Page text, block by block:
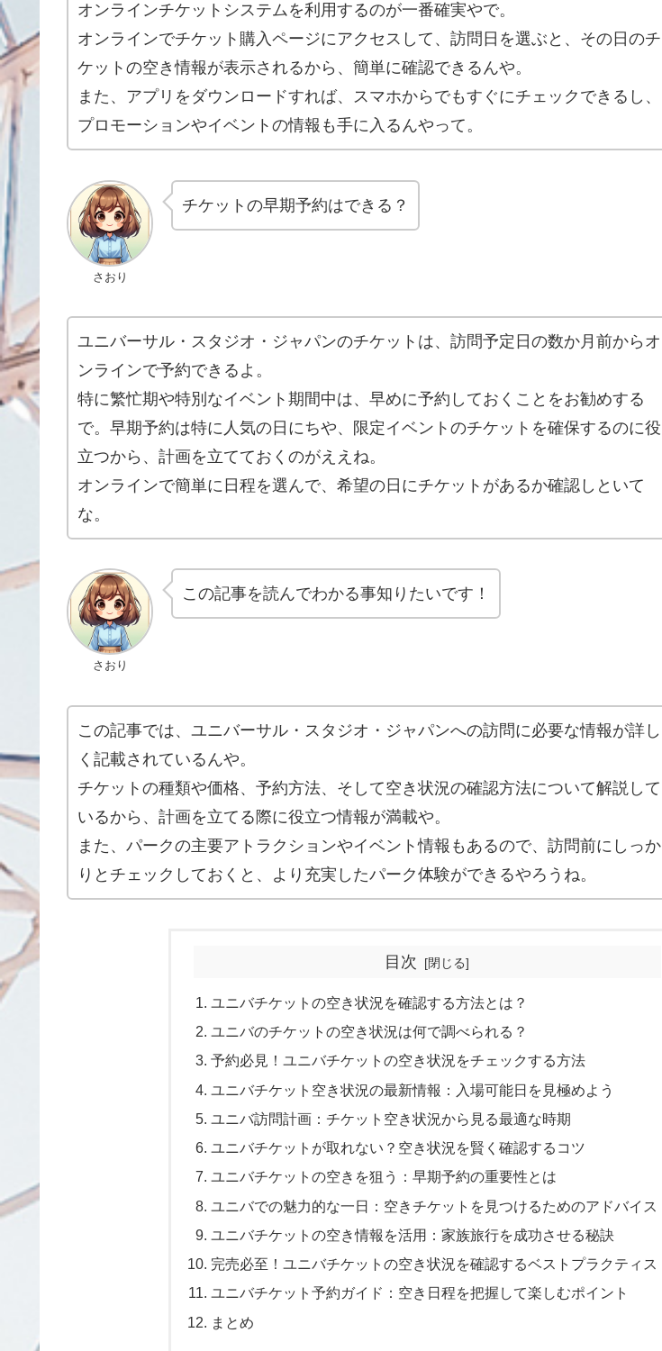
オンラインチケットシステムを利用するのが一番確実やで。
オンラインでチケット購入ページにアクセスして、訪問日を選ぶと、その日のチ
ケットの空き情報が表示されるから、簡単に確認できるんや。
また、アプリをダウンロードすれば、スマホからでもすぐにチェックできるし、
プロモーションやイベントの情報も手に入るんやって。
さおり
チケットの早期予約はできる？
ユニバーサル・スタジオ・ジャパンのチケットは、訪問予定日の数か月前からオ
ンラインで予約できるよ。
特に繁忙期や特別なイベント期間中は、早めに予約しておくことをお勧めする
で。早期予約は特に人気の日にちや、限定イベントのチケットを確保するのに役
立つから、計画を立てておくのがええね。
オンラインで簡単に日程を選んで、希望の日にチケットがあるか確認しといて
な。
さおり
この記事を読んでわかる事知りたいです！
この記事では、ユニバーサル・スタジオ・ジャパンへの訪問に必要な情報が詳し
く記載されているんや。
チケットの種類や価格、予約方法、そして空き状況の確認方法について解説して
いるから、計画を立てる際に役立つ情報が満載や。
また、パークの主要アトラクションやイベント情報もあるので、訪問前にしっか
りとチェックしておくと、より充実したパーク体験ができるやろうね。
目次
ユニバチケットの空き状況を確認する方法とは？
ユニバのチケットの空き状況は何で調べられる？
予約必見！ユニバチケットの空き状況をチェックする方法
ユニバチケット空き状況の最新情報：入場可能日を見極めよう
ユニバ訪問計画：チケット空き状況から見る最適な時期
ユニバチケットが取れない？空き状況を賢く確認するコツ
ユニバチケットの空きを狙う：早期予約の重要性とは
ユニバでの魅力的な一日：空きチケットを見つけるためのアドバイス
ユニバチケットの空き情報を活用：家族旅行を成功させる秘訣
完売必至！ユニバチケットの空き状況を確認するベストプラクティス
ユニバチケット予約ガイド：空き日程を把握して楽しむポイント
まとめ